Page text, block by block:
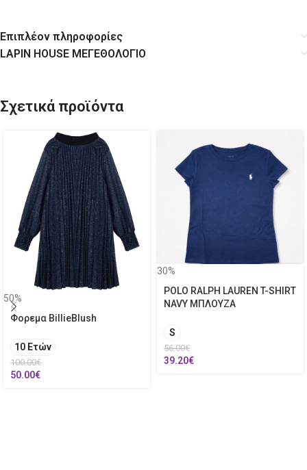
Επιπλέον πληροφορίες
LAPIN HOUSE ΜΕΓΕΘΟΛΟΓΙΟ
Σχετικά προϊόντα
50%
Φορεμα BillieBlush
10 Ετών
100.00€
50.00€
30%
POLO RALPH LAUREN T-SHIRT
NAVY ΜΠΛΟΥΖΑ
S
56.00€
39.20€